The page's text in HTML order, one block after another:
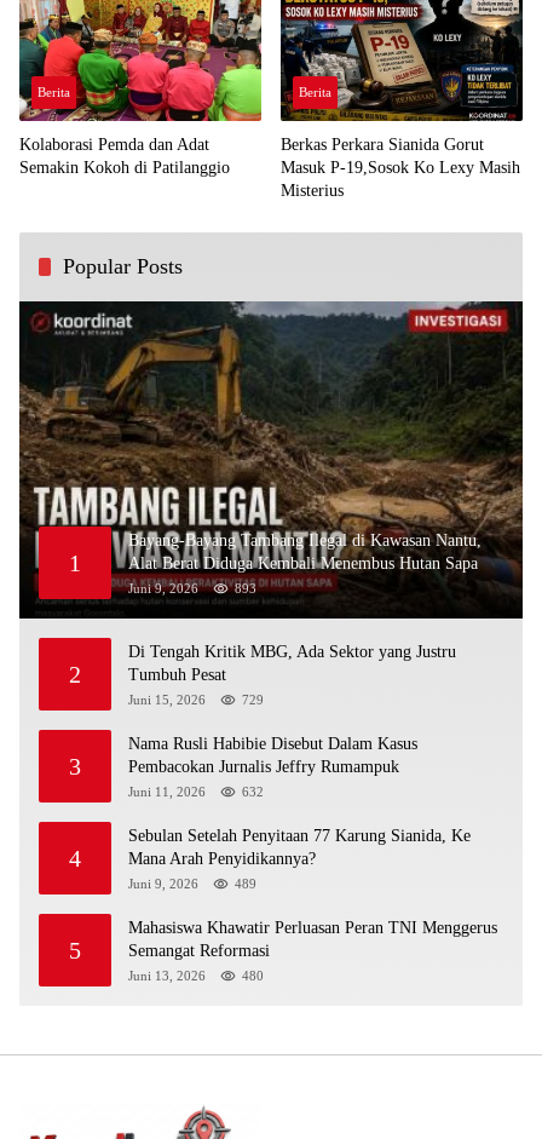
Berita
Kolaborasi Pemda dan Adat
Semakin Kokoh di Patilanggio
Berita
Berkas Perkara Sianida Gorut
Masuk P-19,Sosok Ko Lexy Masih
Misterius
Popular Posts
1
Bayang-Bayang Tambang Ilegal di Kawasan Nantu,
Alat Berat Diduga Kembali Menembus Hutan Sapa
Juni 9, 2026 893
2
Di Tengah Kritik MBG, Ada Sektor yang Justru
Tumbuh Pesat
Juni 15, 2026 729
3
Nama Rusli Habibie Disebut Dalam Kasus
Pembacokan Jurnalis Jeffry Rumampuk
Juni 11, 2026 632
4
Sebulan Setelah Penyitaan 77 Karung Sianida, Ke
Mana Arah Penyidikannya?
Juni 9, 2026 489
5
Mahasiswa Khawatir Perluasan Peran TNI Menggerus
Semangat Reformasi
Juni 13, 2026 480